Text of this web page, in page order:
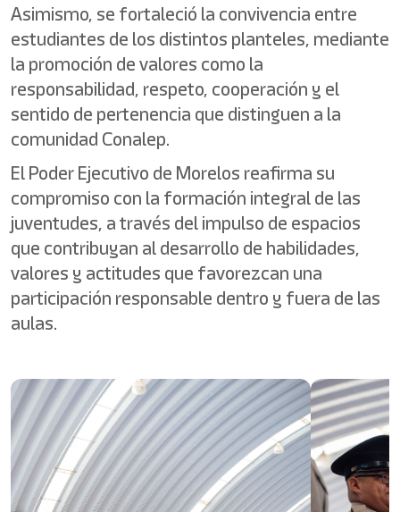
Asimismo, se fortaleció la convivencia entre
estudiantes de los distintos planteles, mediante
la promoción de valores como la
responsabilidad, respeto, cooperación y el
sentido de pertenencia que distinguen a la
comunidad Conalep.
El Poder Ejecutivo de Morelos reafirma su
compromiso con la formación integral de las
juventudes, a través del impulso de espacios
que contribuyan al desarrollo de habilidades,
valores y actitudes que favorezcan una
participación responsable dentro y fuera de las
aulas.